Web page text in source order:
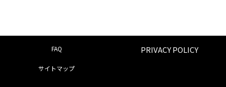
FAQ PRIVACY POLICY
サイトマップ